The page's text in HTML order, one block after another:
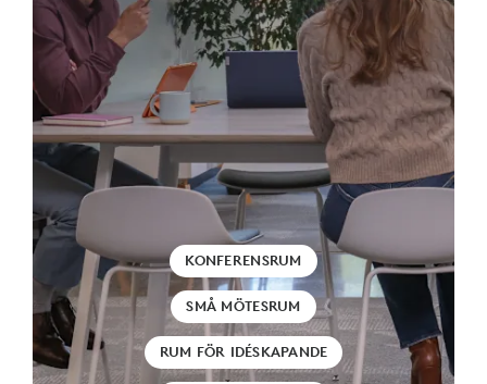
KONFERENSRUM
SMÅ MÖTESRUM
RUM FÖR IDÉSKAPANDE